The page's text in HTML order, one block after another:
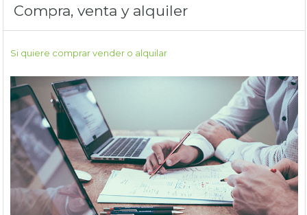
Compra, venta y alquiler
Si quiere comprar vender o alquilar